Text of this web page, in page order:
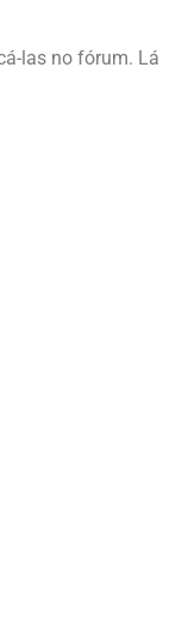
las no fórum. Lá